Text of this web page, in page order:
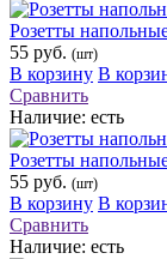
Розетты
55 руб. (шт)
В корзину В
Сравнить
Наличие: есть
Розетты
55 руб. (шт)
В корзину В
Сравнить
Наличие: есть